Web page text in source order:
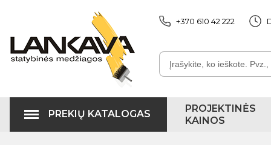
+370 610 42 222
PREKIŲ KATALOGAS
PROJEKTINĖS
KAINOS